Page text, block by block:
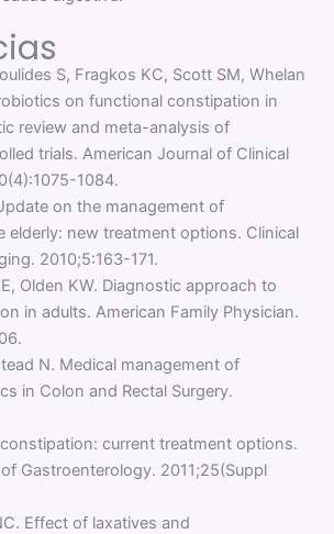
S, Fragkos KC, Scott SM, Whelan
on functional constipation in
review and meta-analysis of
trials. American Journal of Clinical
1084.
on the management of
elderly: new treatment options. Clinical
2010;5:163-171.
Olden KW. Diagnostic approach to
in adults. American Family Physician.
N. Medical management of
in Colon and Rectal Surgery.
current treatment options.
Gastroenterology. 2011;25(Suppl
Effect of laxatives and